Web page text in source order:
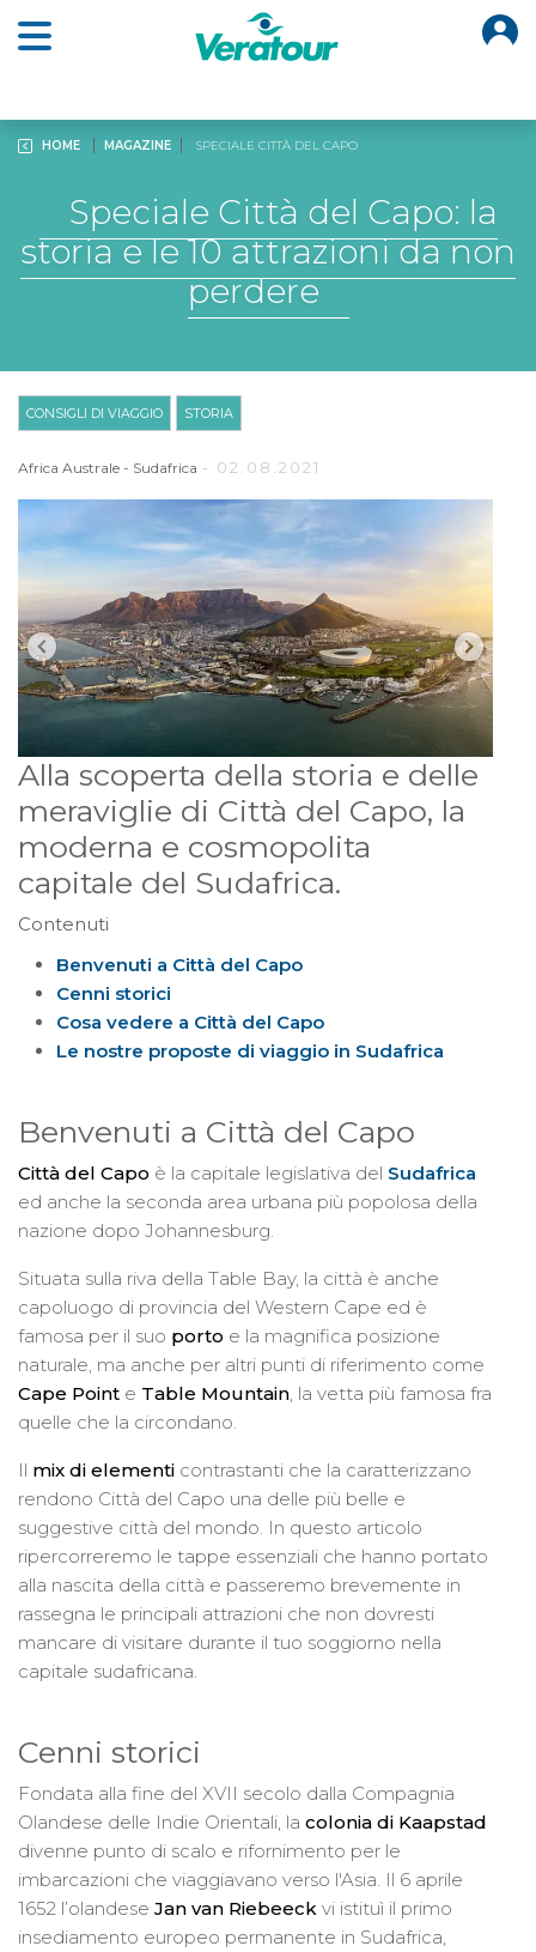
HOME MAGAZINE SPECIALE CITTÀ DEL CAPO
Speciale Città del Capo: la
storia e le 10 attrazioni da non
perdere
CONSIGLI DI VIAGGIO STORIA
Africa Australe - Sudafrica - 02.08.2021
Alla scoperta della storia e delle
meraviglie di Città del Capo, la
moderna e cosmopolita
capitale del Sudafrica.
Contenuti
Benvenuti a Città del Capo
Cenni storici
Cosa vedere a Città del Capo
Le nostre proposte di viaggio in Sudafrica
Benvenuti a Città del Capo
Città del Capo è la capitale legislativa del Sudafrica
ed anche la seconda area urbana più popolosa della
nazione dopo Johannesburg.
Situata sulla riva della Table Bay, la città è anche
capoluogo di provincia del Western Cape ed è
famosa per il suo porto e la magnifica posizione
naturale, ma anche per altri punti di riferimento come
Cape Point e Table Mountain , la vetta più famosa fra
quelle che la circondano.
Il mix di elementi contrastanti che la caratterizzano
rendono Città del Capo una delle più belle e
suggestive città del mondo. In questo articolo
ripercorreremo le tappe essenziali che hanno portato
alla nascita della città e passeremo brevemente in
rassegna le principali attrazioni che non dovresti
mancare di visitare durante il tuo soggiorno nella
capitale sudafricana.
Cenni storici
Fondata alla fine del XVII secolo dalla Compagnia
Olandese delle Indie Orientali, la colonia di Kaapstad
divenne punto di scalo e rifornimento per le
imbarcazioni che viaggiavano verso l'Asia. Il 6 aprile
1652 l’olandese Jan van Riebeeck vi istituì il primo
insediamento europeo permanente in Sudafrica,